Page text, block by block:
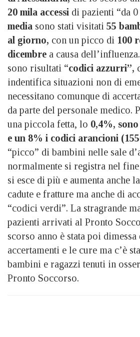
20 mila accessi di pazienti “da 0
media sono stati visitati 55
al giorno, con un picco di 100
dicembre a causa
sono risultati “codici azzurri”,
indentifica situazioni non di
necessitano comunque di
da parte del personale medico.
una piccola fetta, lo 0,4%,
e un 8% i codici arancioni
“picco” di bambini nelle sale
normalmente si registra nel fine
si esce di più e aumenta anche
cadute e fratture ma anche di
“codici verdi”. La stragrande
pazienti arrivati al Pronto
scorso anno è stata poi
accertamenti e le cure ma c’è
bambini e ragazzi tenuti in
Pronto Soccorso.